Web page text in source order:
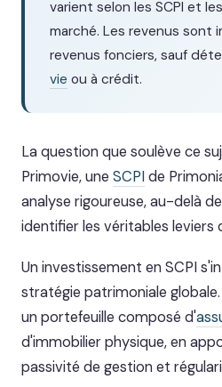
varient selon les SCPI et
marché. Les revenus sont
revenus fonciers, sauf
vie ou à crédit.
La question que soulève ce
Primovie, une SCPIde
analyse rigoureuse, au-delà
identifier les véritables leviers
Un investissement en SCPI
stratégie patrimoniale
un portefeuille composé d'
d'immobilier physique, en
passivité de gestion et